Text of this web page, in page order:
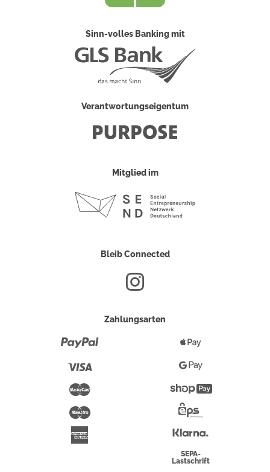
Sinn-volles Banking mit
Verantwortungseigentum
Mitglied im
Bleib Connected
Zahlungsarten
Maestro
Pay
Google
Pay
Überweisung
SEPA-
Lastschrift